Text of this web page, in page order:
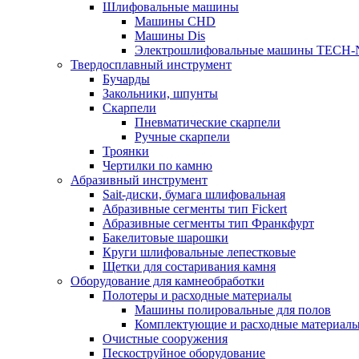
Шлифовальные машины
Машины CHD
Машины Dis
Электрошлифовальные машины TECH-
Твердосплавный инструмент
Бучарды
Закольники, шпунты
Скарпели
Пневматические скарпели
Ручные скарпели
Троянки
Чертилки по камню
Абразивный инструмент
Sait-диски, бумага шлифовальная
Абразивные сегменты тип Fickert
Абразивные сегменты тип Франкфурт
Бакелитовые шарошки
Круги шлифовальные лепестковые
Щетки для состаривания камня
Оборудование для камнеобработки
Полотеры и расходные материалы
Машины полировальные для полов
Комплектующие и расходные
Очистные сооружения
Пескоструйное оборудование